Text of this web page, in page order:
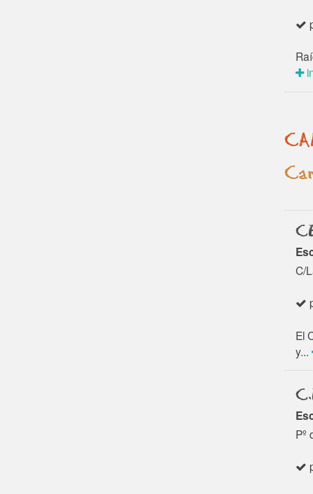
C/
El
y...
Pº